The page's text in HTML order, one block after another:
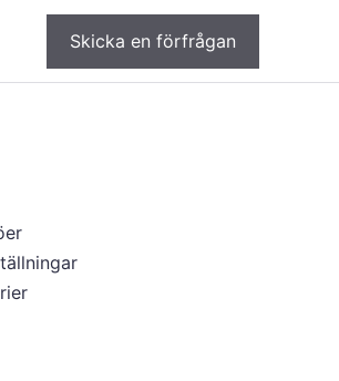
Skicka en förfrågan